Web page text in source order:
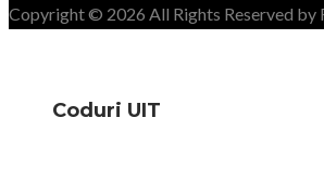
Copyright © 2026 All Rights Reserved by
Coduri UIT